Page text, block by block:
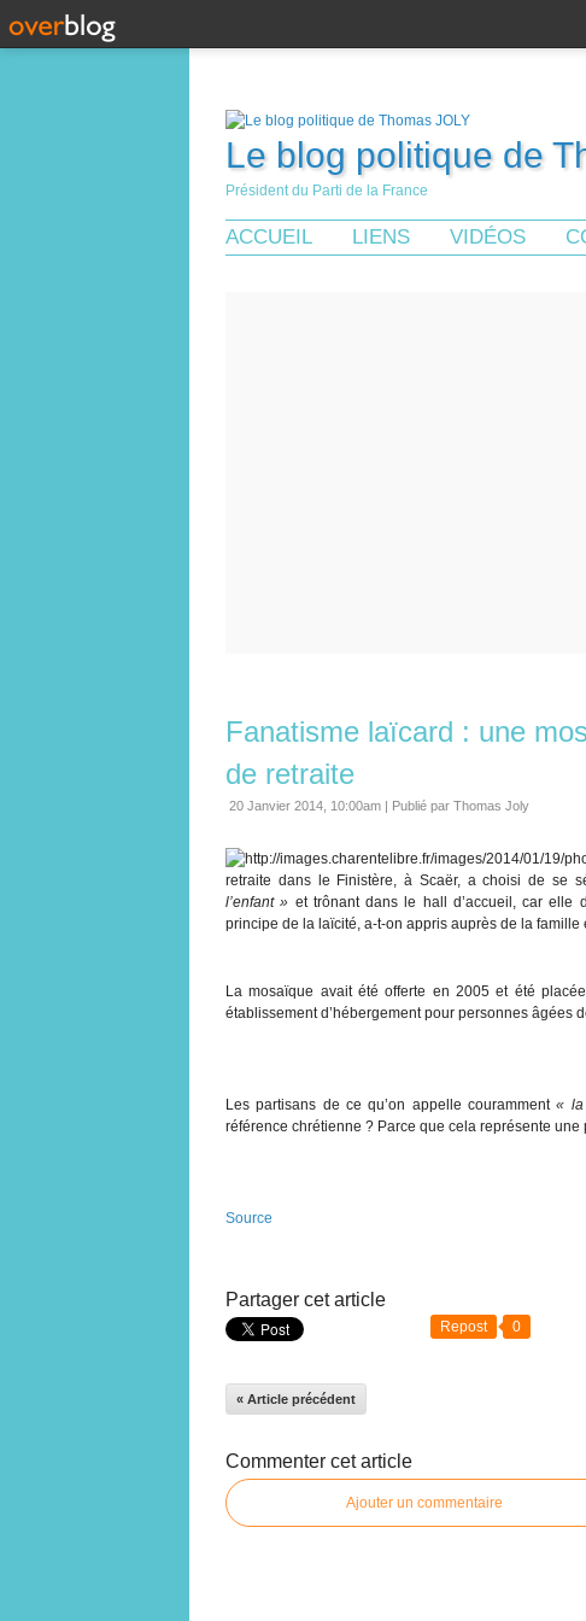
Le blog politique de
Président du Parti de la France
ACCUEIL LIENS VIDÉOS
Fanatisme laïcard : une
de retraite
20 Janvier 2014, 10:00am | Publié par Thomas Joly
retraite dans le Finistère, à Scaër, a choisi de se
l’enfant » et trônant dans le hall d’accueil, car elle
principe de la laïcité, a-t-on appris auprès de la famille
La mosaïque avait été offerte en 2005 et été
établissement d’hébergement pour personnes âgées
Les partisans de ce qu’on appelle couramment« la
référence chrétienne ? Parce que cela représente
Source
Partager cet article
Repost 0
« Article précédent
Commenter cet article
Ajouter un commentaire